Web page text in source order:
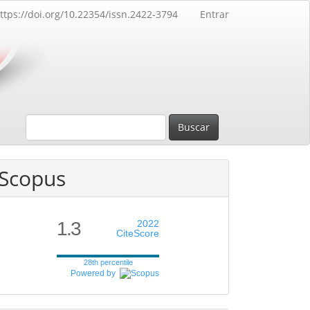
doi.org/10.22354/issn.2422-3794 Entrar
Buscar
1.3
2022
CiteScore
28th percentile
Powered by